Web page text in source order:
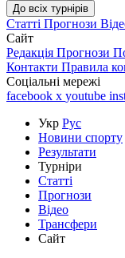
До всіх турнірів
Статті Прогнози
Сайт
Редакція Прогнози
Контакти Правила
Соціальні мережі
facebook x youtube
Укр Рус
Новини спорту
Результати
Турніри
Статті
Прогнози
Відео
Трансфери
Сайт